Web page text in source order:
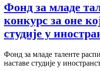
Фонд за младе
конкурс за оне
студије у
Фонд за младе таленте
наставе студије у